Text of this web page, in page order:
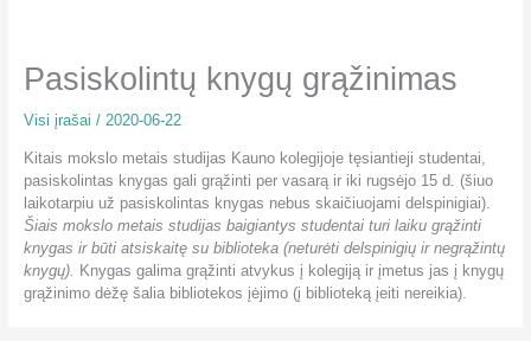
Pasiskolintų knygų grąžinimas
Visi įrašai / 2020-06-22
Kitais mokslo metais studijas Kauno kolegijoje tęsiantieji studentai,
pasiskolintas knygas gali grąžinti per vasarą ir iki rugsėjo 15 d. (šiuo
laikotarpiu už pasiskolintas knygas nebus skaičiuojami delspinigiai).
Šiais mokslo metais studijas baigiantys studentai turi laiku grąžinti
knygas ir būti atsiskaitę su biblioteka (neturėti delspinigių ir negrąžintų
knygų). Knygas galima grąžinti atvykus į kolegiją ir įmetus jas į knygų
grąžinimo dėžę šalia bibliotekos įėjimo (į biblioteką įeiti nereikia).